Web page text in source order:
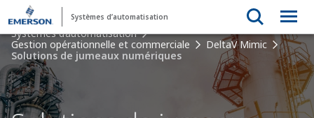
Systèmes d’automatisation
Systèmes d’automatisation
Gestion opérationnelle et commerciale
DeltaV Mimic
Solutions de jumeaux numériques